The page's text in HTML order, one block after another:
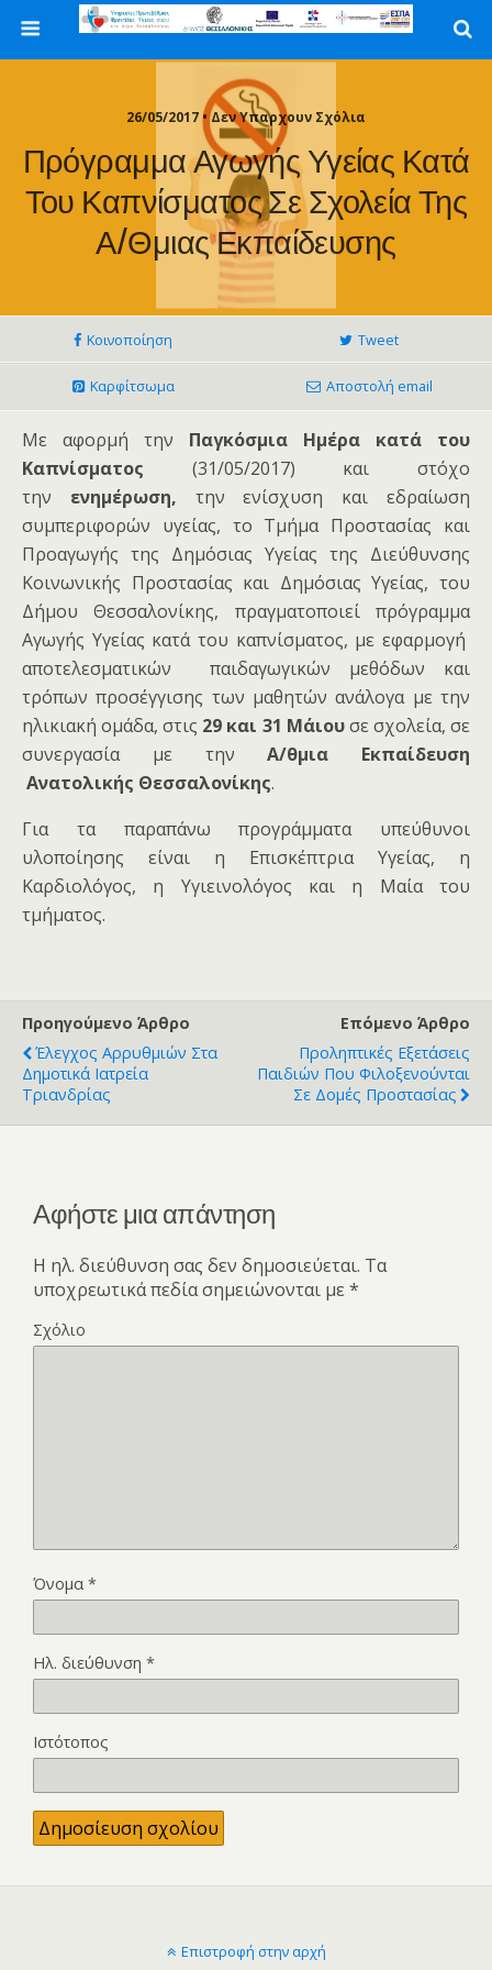
26/05/2017 • Δεν Υπαρχουν Σχόλια
Πρόγραμμα Αγωγής Υγείας Κατά
Του Καπνίσματος Σε Σχολεία Της
Α/θμιας Εκπαίδευσης
Κοινοποίηση Tweet
Καρφίτσωμα Αποστολή email
Με αφορμή την Παγκόσμια Ημέρα κατά του
Καπνίσματος (31/05/2017) και στόχο
την ενημέρωση, την
ενίσχυση και εδραίωση
συμπεριφορών υγείας, το Τμήμα Προστασίας και
Προαγωγής της Δημόσιας Υγείας της Διεύθυνσης
Κοινωνικής Προστασίας και Δημόσιας Υγείας, του
Δήμου Θεσσαλονίκης, πραγματοποιεί πρόγραμμα
Αγωγής Υγείας κατά του καπνίσματος, με εφαρμογή
αποτελεσματικών παιδαγωγικών μεθόδων και
τρόπων προσέγγισης των μαθητών ανάλογα με την
ηλικιακή ομάδα, στις 29 και 31 Μάιουσε σχολεία, σε
συνεργασία με τηνΑ/θμια Εκπαίδευση
Ανατολικής Θεσσαλονίκης.
Για τα παραπάνω προγράμματα υπεύθυνοι
υλοποίησης είναι η Επισκέπτρια Υγείας, η
Καρδιολόγος, η Υγιεινολόγος και η Μαία του
τμήματος.
Προηγούμενο Άρθρο
Έλεγχος Αρρυθμιών Στα
Δημοτικά Ιατρεία
Τριανδρίας
Επόμενο Άρθρο
Προληπτικές Εξετάσεις
Παιδιών Που Φιλοξενούνται
Σε Δομές Προστασίας
Αφήστε μια απάντηση
Η ηλ. διεύθυνση σας δεν δημοσιεύεται. Τα
υποχρεωτικά πεδία σημειώνονται με *
Σχόλιο
Όνομα *
Ηλ. διεύθυνση *
Ιστότοπος
Επιστροφή στην αρχή